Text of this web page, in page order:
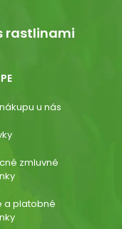
rastlinami
u nás
zmluvné
a platobné